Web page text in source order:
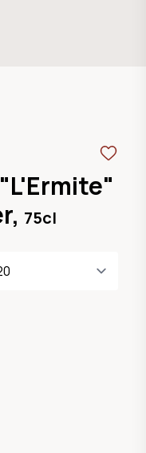
75cl